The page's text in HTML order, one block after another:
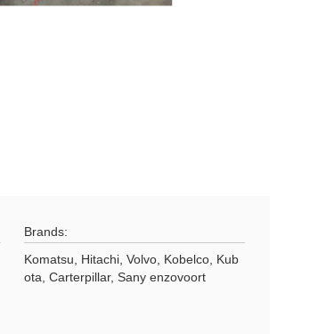
Brands:
Komatsu, Hitachi, Volvo, Kobelco, Kub
ota, Carterpillar, Sany enzovoort